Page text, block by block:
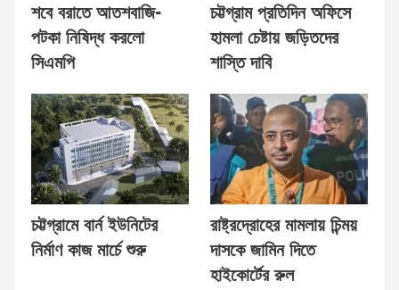
শবে বরাতে আতশবাজি-
পটকা নিষিদ্ধ করলো
সিএমপি
চট্টগ্রাম প্রতিদিন অফিসে
হামলা চেষ্টায় জড়িতদের
শাস্তি দাবি
চট্টগ্রামে বার্ন ইউনিটের
নির্মাণ কাজ মার্চে শুরু
রাষ্ট্রদ্রোহের মামলায় চিন্ময়
দাসকে জামিন দিতে
হাইকোর্টের রুল